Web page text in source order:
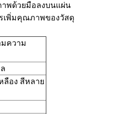
พด้วยมือลงบนแผ่น
เพิ่มคุณภาพของวัสดุ
มความ
ลือง สีหลาย